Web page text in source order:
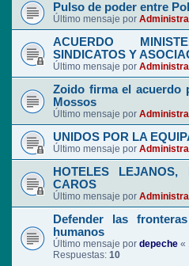
Pulso de poder entre
Último mensaje por
ACUERDO
SINDICATOS Y
Último mensaje por
Zoido firma el acuerdo
Mossos
Último mensaje por
UNIDOS POR LA
Último mensaje por
HOTELES
CAROS
Último mensaje por
Defender las
humanos
Último mensaje por depeche «
Respuestas: 10